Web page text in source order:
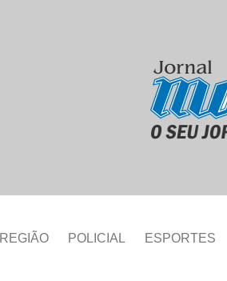
REGIÃO POLICIAL ESPORTES